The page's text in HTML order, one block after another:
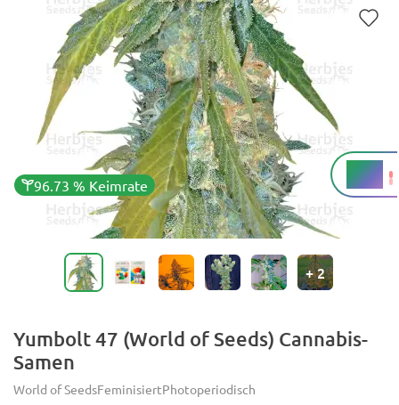
96.73 % Keimrate
20 %
THC
+2
Yumbolt 47 (World of Seeds) Cannabis-
Samen
World of SeedsFeminisiertPhotoperiodisch